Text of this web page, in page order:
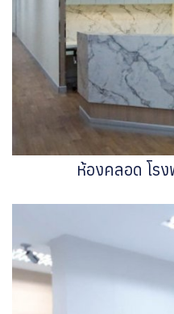
ห้องคลอด โร